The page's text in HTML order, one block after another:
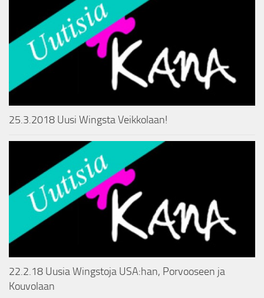
25.3.2018 Uusi Wingsta Veikkolaan!
22.2.18 Uusia Wingstoja USA:han, Porvooseen ja
Kouvolaan